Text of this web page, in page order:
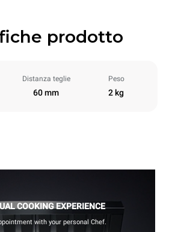
prodotto
Distanza teglie
60 mm
Peso
2 kg
COOKING EXPERIENCE
with your personal Chef.